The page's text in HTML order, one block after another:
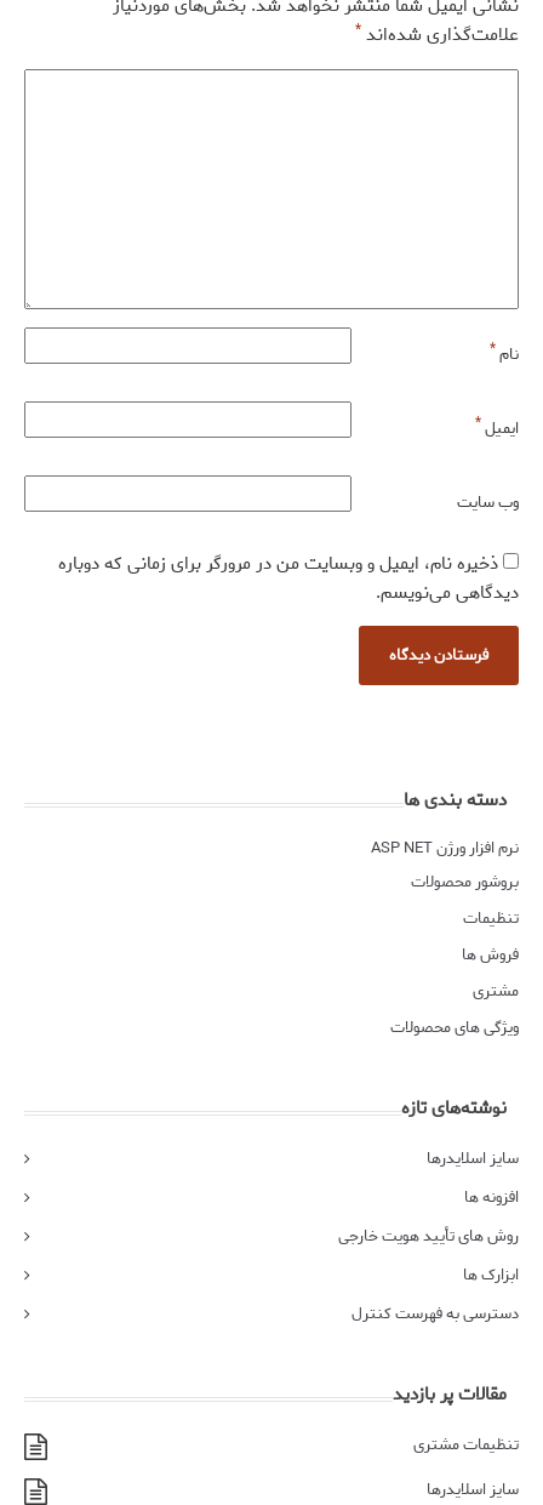
نشانی ایمیل شما منتشر نخواهد شد. بخش‌های موردنیاز
علامت‌گذاری شده‌اند *
نام*
ایمیل*
وب‌ سایت
ذخیره نام، ایمیل و وبسایت من در مرورگر برای زمانی که دوباره
دیدگاهی می‌نویسم.
دسته بندی ها
نرم افزار ورژن ASP NET
بروشور محصولات
تنظیمات
فروش ها
مشتری
ویژگی های محصولات
نوشته‌های تازه
سایز اسلایدرها
افزونه ها
روش های تأیید هویت خارجی
ابزارک ها
دسترسی به فهرست کنترل
مقالات پر بازدید
تنظیمات مشتری
سایز اسلایدرها